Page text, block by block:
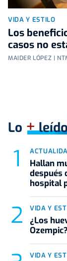
VIDA Y ESTILO
Los
casos no
MAIDER LÓPEZ |
Lo +
Hallan
después
hospital
VIDA Y
¿Los
VIDA Y